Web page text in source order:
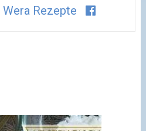
Wera Rezepte